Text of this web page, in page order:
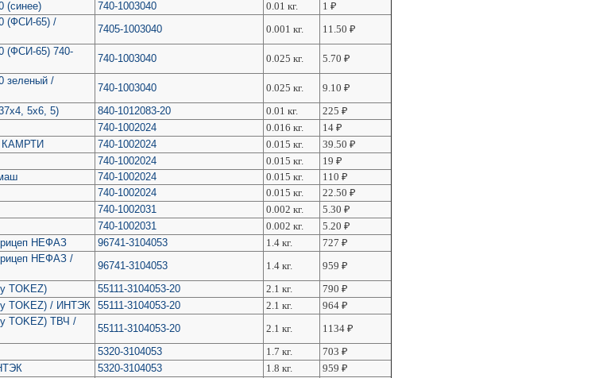
(синее)
740-1003040 0.01 кг. 1 ₽
(ФСИ-65) /
7405-1003040 0.001 кг. 11.50 ₽
(ФСИ-65) 740-
740-1003040 0.025 кг. 5.70 ₽
зеленый /
740-1003040 0.025 кг. 9.10 ₽
5х6, 5)
840-1012083-20 0.01 кг. 225 ₽
740-1002024 0.016 кг. 14 ₽
КАМРТИ
740-1002024 0.015 кг. 39.50 ₽
740-1002024 0.015 кг. 19 ₽
740-1002024 0.015 кг. 110 ₽
740-1002024 0.015 кг. 22.50 ₽
740-1002031 0.002 кг. 5.30 ₽
740-1002031 0.002 кг. 5.20 ₽
НЕФАЗ
96741-3104053 1.4 кг. 727 ₽
НЕФАЗ /
96741-3104053 1.4 кг. 959 ₽
TOKEZ)
55111-3104053-20 2.1 кг. 790 ₽
TOKEZ) / ИНТЭК
55111-3104053-20 2.1 кг. 964 ₽
TOKEZ) ТВЧ /
55111-3104053-20 2.1 кг. 1134 ₽
5320-3104053 1.7 кг. 703 ₽
5320-3104053 1.8 кг. 959 ₽